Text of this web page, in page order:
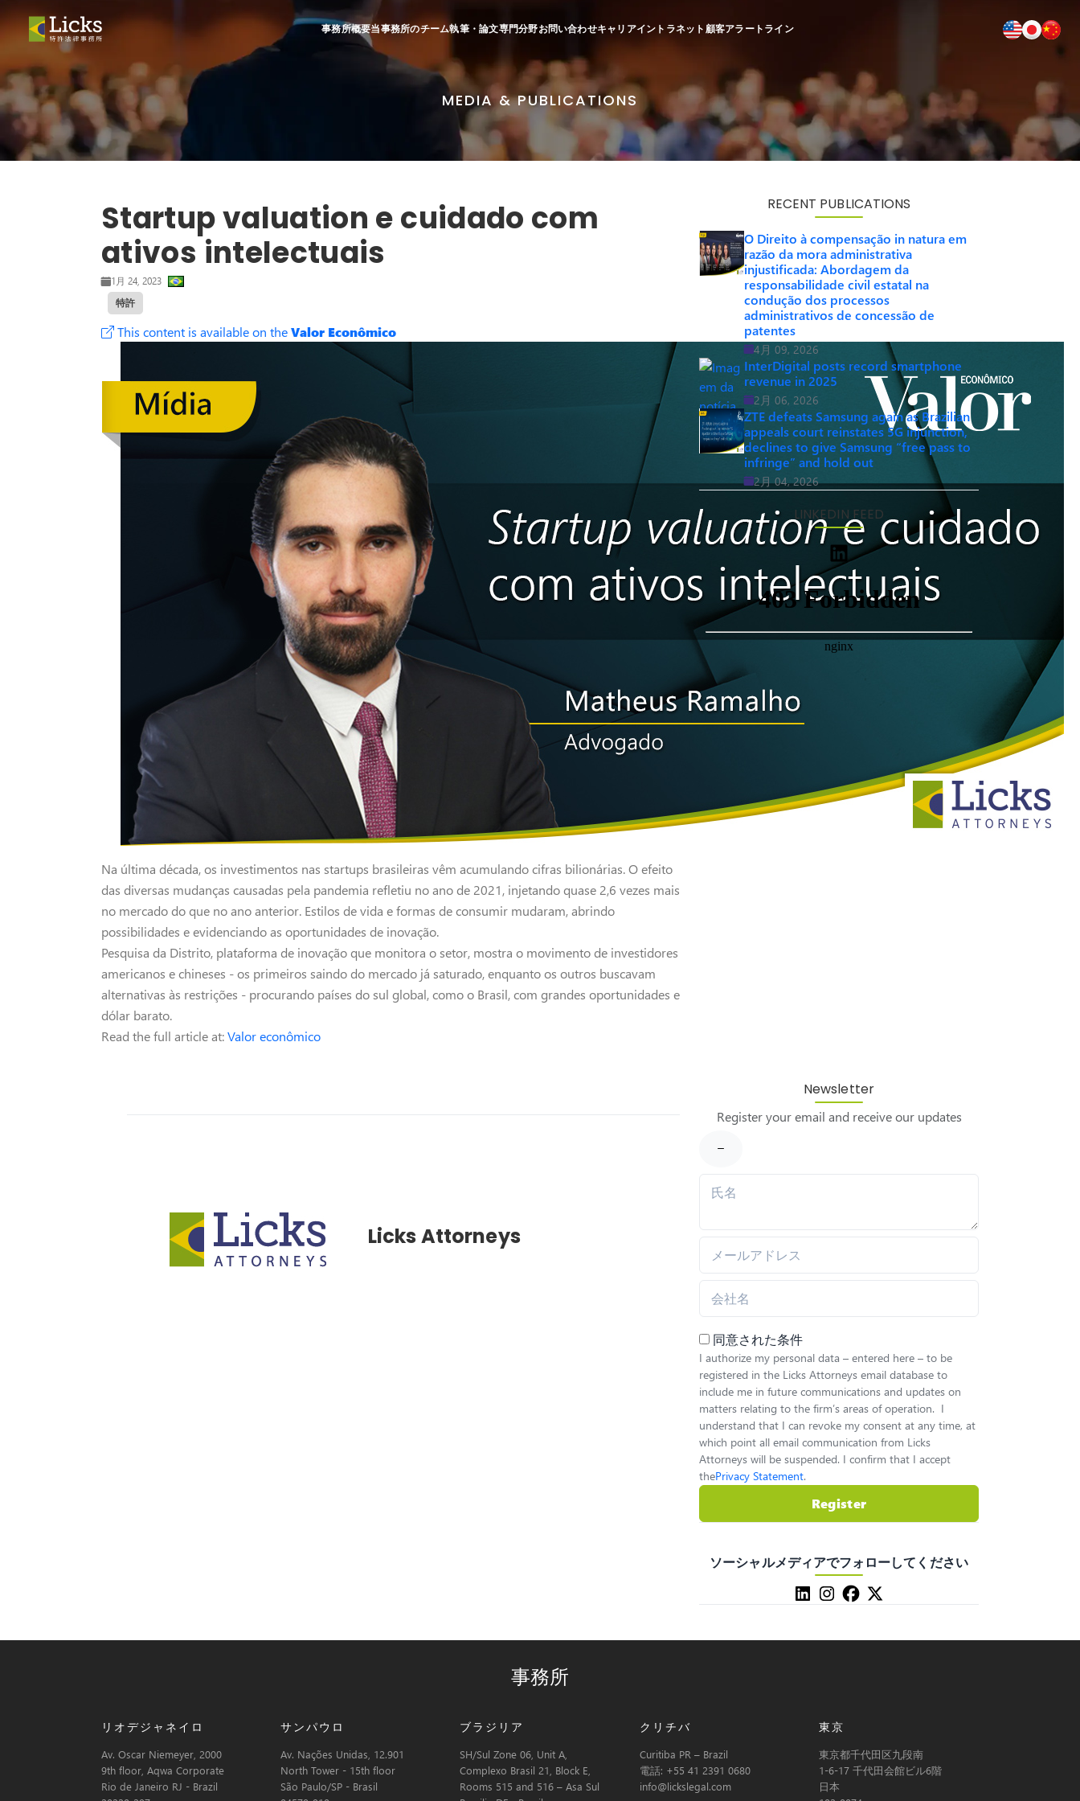
事務所概要当事務所のチーム執筆・論文専門分野お問い合わせキャリアイントラネット顧客アラートライン
MEDIA & PUBLICATIONS
Startup valuation e cuidado com
ativos intelectuais
1月 24, 2023
特許
This content is available on theValor Econômico
Na última década, os investimentos nas startups brasileiras vêm acumulando cifras bilionárias. O efeito
das diversas mudanças causadas pela pandemia refletiu no ano de 2021, injetando quase 2,6 vezes mais
no mercado do que no ano anterior. Estilos de vida e formas de consumir mudaram, abrindo
possibilidades e evidenciando as oportunidades de inovação.
Pesquisa da Distrito, plataforma de inovação que monitora o setor, mostra o movimento de investidores
americanos e chineses - os primeiros saindo do mercado já saturado, enquanto os outros buscavam
alternativas às restrições - procurando países do sul global, como o Brasil, com grandes oportunidades e
dólar barato.
Read the full article at:Valor econômico
Licks Attorneys
RECENT PUBLICATIONS
O Direito à compensação in natura em
razão da mora administrativa
injustificada: Abordagem da
responsabilidade civil estatal na
condução dos processos
administrativos de concessão de
patentes
4月 09, 2026
InterDigital posts record smartphone
revenue in 2025
2月 06, 2026
ZTE defeats Samsung again as Brazilian
appeals court reinstates 5G injunction,
declines to give Samsung “free pass to
infringe” and hold out
2月 04, 2026
LINKEDIN FEED
Newsletter
Register your email and receive our updates
同意された条件
I authorize my personal data – entered here – to be
registered in the Licks Attorneys email database to
include me in future communications and updates on
matters relating to the firm’s areas of operation. I
understand that I can revoke my consent at any time, at
which point all email communication from Licks
Attorneys will be suspended. I confirm that I accept
thePrivacy Statement.
Register
ソーシャルメディアでフォローしてください
事務所
リオデジャネイロ
Av. Oscar Niemeyer, 2000
9th floor, Aqwa Corporate
Rio de Janeiro RJ - Brazil
サンパウロ
Av. Nações Unidas, 12.901
North Tower - 15th floor
São Paulo/SP - Brasil
ブラジリア
SH/Sul Zone 06, Unit A,
Complexo Brasil 21, Block E,
Rooms 515 and 516 – Asa Sul
クリチバ
Curitiba PR – Brazil
電話: +55 41 2391 0680
info@lickslegal.com
東京
東京都千代田区九段南
1-6-17 千代田会館ビル6階
日本